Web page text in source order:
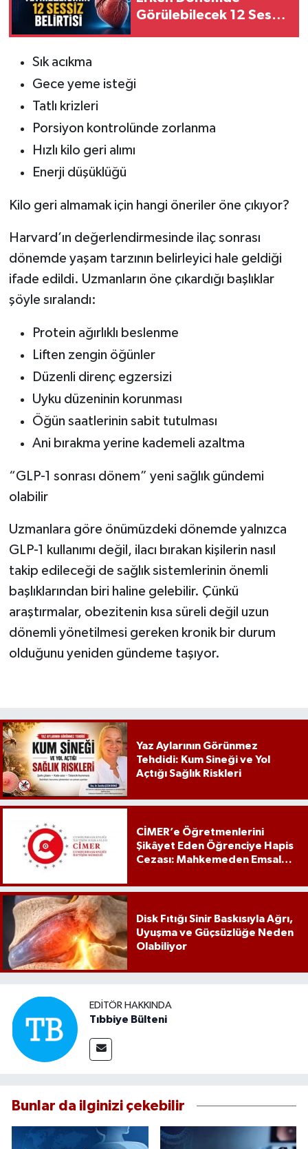
Görülebilecek 12 Sessiz
Sık acıkma
Gece yeme isteği
Tatlı krizleri
Porsiyon kontrolünde zorlanma
Hızlı kilo geri alımı
Enerji düşüklüğü
Kilo geri almamak için hangi öneriler öne çıkıyor?
Harvard’ın değerlendirmesinde ilaç sonrası
dönemde yaşam tarzının belirleyici hale geldiği
ifade edildi. Uzmanların öne çıkardığı başlıklar
şöyle sıralandı:
Protein ağırlıklı beslenme
Liften zengin öğünler
Düzenli direnç egzersizi
Uyku düzeninin korunması
Öğün saatlerinin sabit tutulması
Ani bırakma yerine kademeli azaltma
“GLP-1 sonrası dönem” yeni sağlık gündemi
olabilir
Uzmanlara göre önümüzdeki dönemde yalnızca
GLP-1 kullanımı değil, ilacı bırakan kişilerin nasıl
takip edileceği de sağlık sistemlerinin önemli
başlıklarından biri haline gelebilir. Çünkü
araştırmalar, obezitenin kısa süreli değil uzun
dönemli yönetilmesi gereken kronik bir durum
olduğunu yeniden gündeme taşıyor.
Yaz Aylarının Görünmez
Tehdidi: Kum Sineği ve Yol
Açtığı Sağlık Riskleri
CİMER’e Öğretmenlerini
Şikâyet Eden Öğrenciye Hapis
Cezası: Mahkemeden Emsal
Disk Fıtığı Sinir Baskısıyla Ağrı,
Uyuşma ve Güçsüzlüğe Neden
Olabiliyor
EDITÖR HAKKINDA
Tıbbiye Bülteni
Bunlar da ilginizi çekebilir